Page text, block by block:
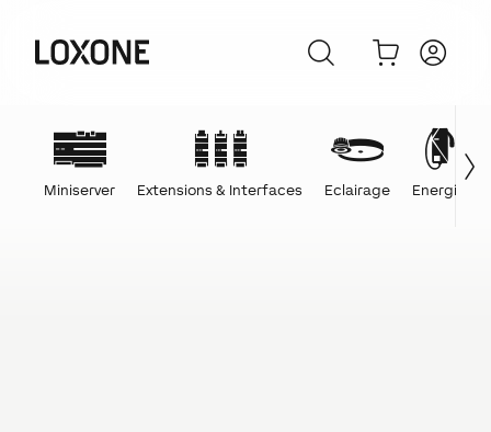
Miniserver Extensions & Interfaces Eclairage Energie